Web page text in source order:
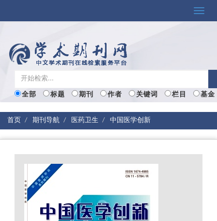
Toggle
全部 标题 期刊 作者 关键词 栏目 基金
首页 期刊导航 医药卫生 中国医学创新